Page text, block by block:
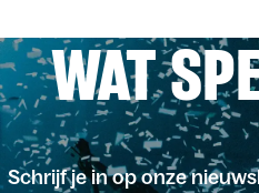
WAT
Schrijf je in op onze